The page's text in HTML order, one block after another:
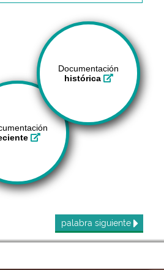
Documentación
histórica
palabra siguiente